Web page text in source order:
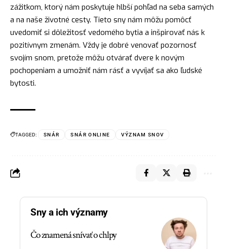
zážitkom, ktorý nám poskytuje hlbší pohľad na seba samých
a na naše životné cesty. Tieto sny nám môžu pomôcť
uvedomiť si dôležitosť vedomého bytia a inšpirovať nás k
pozitívnym zmenám. Vždy je dobré venovať pozornosť
svojím snom, pretože môžu otvárať dvere k novým
pochopeniam a umožniť nám rásť a vyvíjať sa ako ľudské
bytosti.
TAGGED: SNÁR SNÁR ONLINE VÝZNAM SNOV
Sny a ich významy
Čo znamená snívať o chlpy